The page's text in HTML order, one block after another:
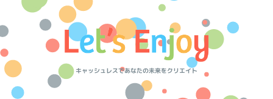
キャッシュレスであなたの未来をクリエイト